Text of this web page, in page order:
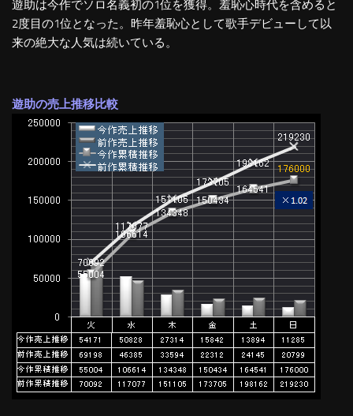
遊助は今作でソロ名義初の1位を獲得。羞恥心時代を含めると
2度目の1位となった。昨年羞恥心として歌手デビューして以
来の絶大な人気は続いている。
遊助の売上推移比較